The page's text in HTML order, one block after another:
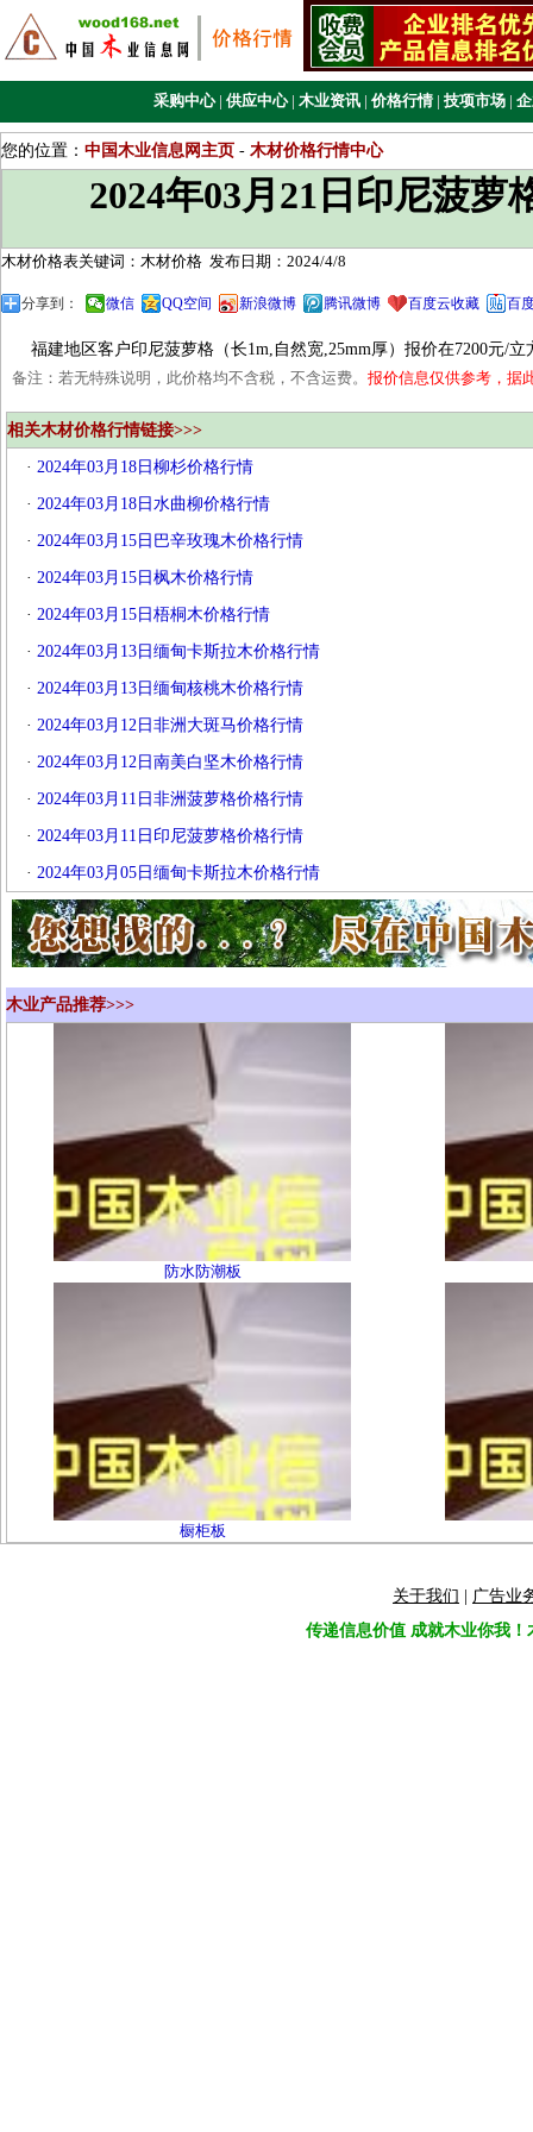
采购中心 | 供应中心 | 木业资讯 | 价格行情 | 技项市场 |
您的位置： 中国木业信息网主页 - 木材价格行情中心
2024年03月21日印尼菠萝
木材价格表关键词：木材价格 发布日期：2024/4/8
分享到： 微信 QQ空间 新浪微博 腾讯微博 百度云收藏 百
福建地区客户印尼菠萝格（长1m,自然宽,25mm厚）报价在7200元/立
备注：若无特殊说明，此价格均不含税，不含运费。 报价信息仅供参考，据
相关木材价格行情链接>>>
· 2024年03月18日柳杉价格行情
· 2024年03月18日水曲柳价格行情
· 2024年03月15日巴辛玫瑰木价格行情
· 2024年03月15日枫木价格行情
· 2024年03月15日梧桐木价格行情
· 2024年03月13日缅甸卡斯拉木价格行情
· 2024年03月13日缅甸核桃木价格行情
· 2024年03月12日非洲大斑马价格行情
· 2024年03月12日南美白坚木价格行情
· 2024年03月11日非洲菠萝格价格行情
· 2024年03月11日印尼菠萝格价格行情
· 2024年03月05日缅甸卡斯拉木价格行情
木业产品推荐>>>
防水防潮板
橱柜板
关于我们
广告业
传递信息价值 成就木业你我